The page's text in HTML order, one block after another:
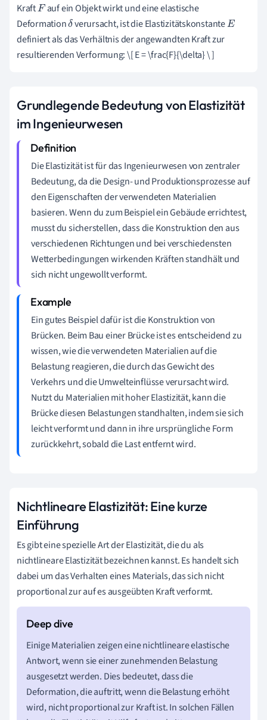
KraftF auf ein Objekt wirkt und eine elastische
Deformationδverursacht, ist die ElastizitätskonstanteE
definiert als das Verhältnis der angewandten Kraft zur
resultierenden Verformung: \[ E = \frac{F}{\delta} \ ]
Grundlegende Bedeutung von Elastizität
im Ingenieurwesen
Die Elastizität ist für das Ingenieurwesen von zentraler
Bedeutung, da die Design- und Produktionsprozesse auf
den Eigenschaften der verwendeten Materialien
basieren. Wenn du zum Beispiel ein Gebäude errichtest,
musst du sicherstellen, dass die Konstruktion den aus
verschiedenen Richtungen und bei verschiedensten
Wetterbedingungen wirkenden Kräften standhält und
sich nicht ungewollt verformt.
Ein gutes Beispiel dafür ist die Konstruktion von
Brücken. Beim Bau einer Brücke ist es entscheidend zu
wissen, wie die verwendeten Materialien auf die
Belastung reagieren, die durch das Gewicht des
Verkehrs und die Umwelteinflüsse verursacht wird.
Nutzt du Materialien mit hoher Elastizität, kann die
Brücke diesen Belastungen standhalten, indem sie sich
leicht verformt und dann in ihre ursprüngliche Form
zurückkehrt, sobald die Last entfernt wird.
Nichtlineare Elastizität: Eine kurze
Einführung
Es gibt eine spezielle Art der Elastizität, die du als
nichtlineare Elastizität bezeichnen kannst. Es handelt sich
dabei um das Verhalten eines Materials, das sich nicht
proportional zur auf es ausgeübten Kraft verformt.
Einige Materialien zeigen eine nichtlineare elastische
Antwort, wenn sie einer zunehmenden Belastung
ausgesetzt werden. Dies bedeutet, dass die
Deformation, die auftritt, wenn die Belastung erhöht
wird, nicht proportional zur Kraft ist. In solchen Fällen